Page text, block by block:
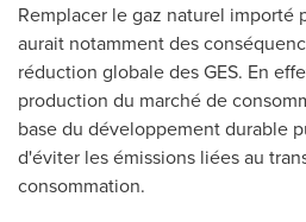
Remplacer le gaz naturel importé
aurait notamment des
réduction globale des GES. En
production du marché de
base du développement durable
d'éviter les émissions liées au
consommation.